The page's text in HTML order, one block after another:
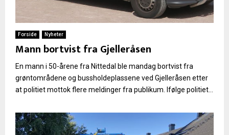
Forside Nyheter
Mann bortvist fra Gjelleråsen
En mann i 50-årene fra Nittedal ble mandag bortvist fra
grøntområdene og bussholdeplassene ved Gjelleråsen etter
at politiet mottok flere meldinger fra publikum. Ifølge politiet...